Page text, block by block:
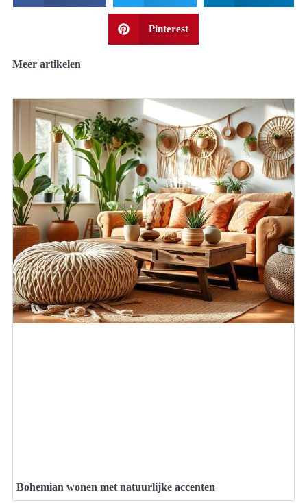
Pinterest
Meer artikelen
Bohemian wonen met natuurlijke accenten